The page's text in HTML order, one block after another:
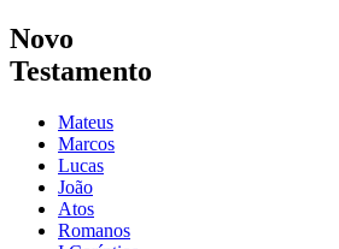
Novo
Testamento
Mateus
Marcos
Lucas
João
Atos
Romanos